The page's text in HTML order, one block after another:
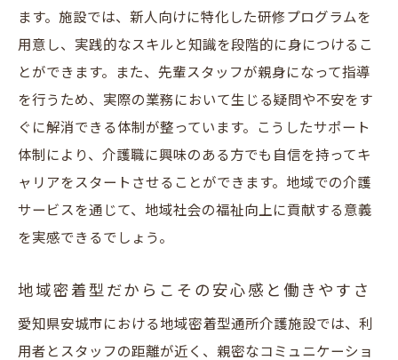
ます。施設では、新人向けに特化した研修プログラムを
用意し、実践的なスキルと知識を段階的に身につけるこ
とができます。また、先輩スタッフが親身になって指導
を行うため、実際の業務において生じる疑問や不安をす
ぐに解消できる体制が整っています。こうしたサポート
体制により、介護職に興味のある方でも自信を持ってキ
ャリアをスタートさせることができます。地域での介護
サービスを通じて、地域社会の福祉向上に貢献する意義
を実感できるでしょう。
地域密着型だからこその安心感と働きやすさ
愛知県安城市における地域密着型通所介護施設では、利
用者とスタッフの距離が近く、親密なコミュニケーショ